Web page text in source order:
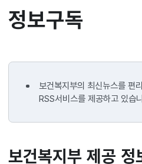
정보구독
보건복지부의 최신뉴스를 편
RSS서비스를 제공하고 있습
보건복지부 제공